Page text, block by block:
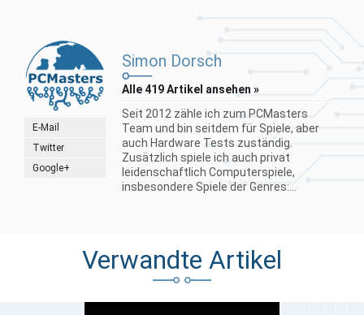
E-Mail
Twitter
Google+
Simon Dorsch
Alle 419 Artikel ansehen »
Seit 2012 zähle ich zum PCMasters
Team und bin seitdem für Spiele, aber
auch Hardware Tests zuständig.
Zusätzlich spiele ich auch privat
leidenschaftlich Computerspiele,
insbesondere Spiele der Genres:...
Verwandte Artikel